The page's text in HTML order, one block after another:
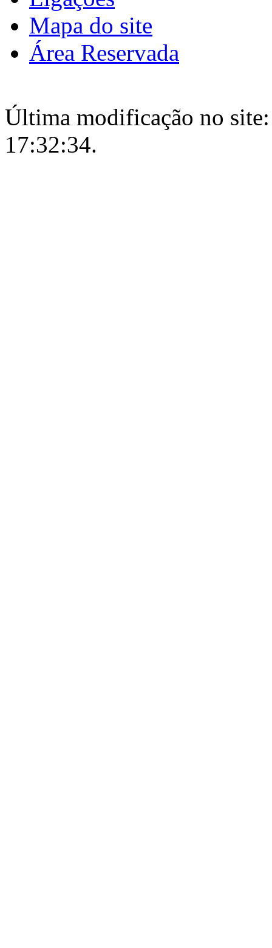
Mapa do site
Área Reservada
Última modificação no
17:32:34.